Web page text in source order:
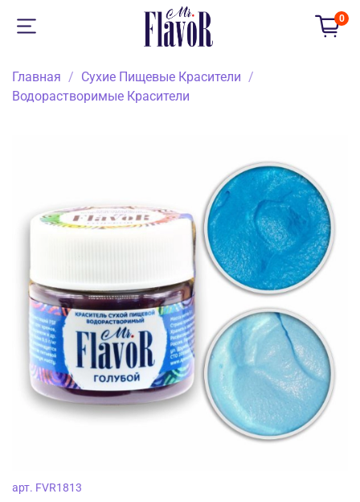
0
Главная
Сухие Пищевые Красители
Водорастворимые Красители
арт. FVR1813